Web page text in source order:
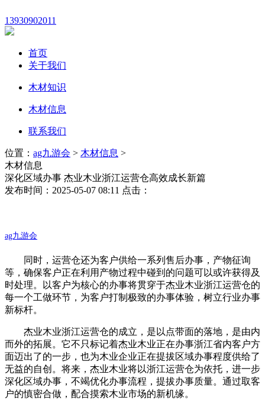
13930902011
首页
关于我们
木材知识
木材信息
联系我们
位置： ag九游会 > 木材信息 >
木材信息
深化区域办事 杰业木业浙江运营仓高效成长新篇
发布时间：2025-05-07 08:11 点击：
ag九游会
同时，运营仓还为客户供给一系列售后办事，产物征询
等，确保客户正在利用产物过程中碰到的问题可以或许获得及
时处理。以客户为核心的办事将贯穿于杰业木业浙江运营仓的
每一个工做环节，为客户打制极致的办事体验，树立行业办事
新标杆。
杰业木业浙江运营仓的成立，是以点带面的落地，是由内
而外的拓展。它不只标记着杰业木业正在办事浙江省内客户方
面迈出了的一步，也为木业企业正在提拔区域办事程度供给了
无益的自创。将来，杰业木业将以浙江运营仓为依托，进一步
深化区域办事，不竭优化办事流程，提拔办事质量。通过取客
户的慎密合做，配合摸索木业市场的新机缘。